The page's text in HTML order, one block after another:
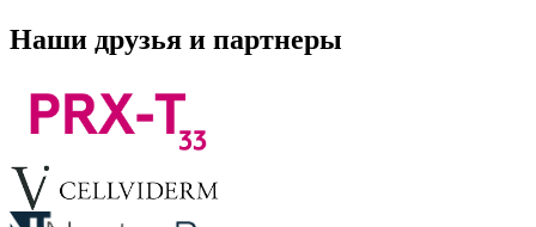
Наши друзья и партнеры